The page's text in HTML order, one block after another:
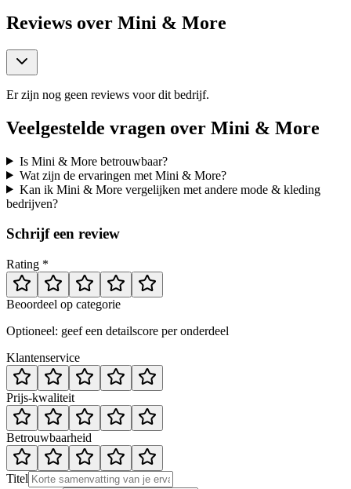
Reviews over Mini & More
Er zijn nog geen reviews voor dit bedrijf.
Veelgestelde vragen over Mini & More
Is Mini & More betrouwbaar?
Wat zijn de ervaringen met Mini & More?
Kan ik Mini & More vergelijken met andere mode & kleding
bedrijven?
Schrijf een review
Rating *
Beoordeel op categorie
Optioneel: geef een detailscore per onderdeel
Klantenservice
Prijs-kwaliteit
Betrouwbaarheid
Titel